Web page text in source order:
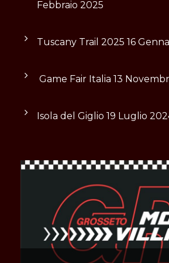
Febbraio 2025
Tuscany Trail 2025 16
Game Fair Italia 13
Isola del Giglio 19 Luglio